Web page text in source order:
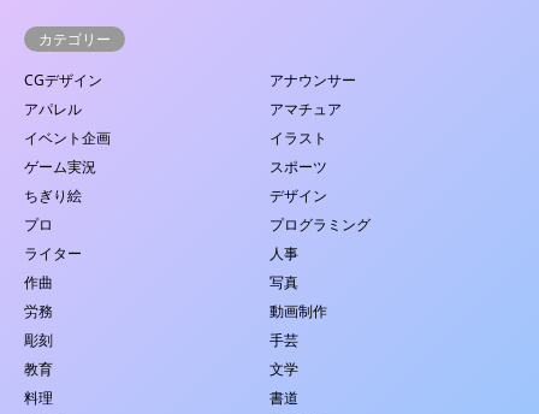
カテゴリー
CGデザイン
アナウンサー
アパレル
アマチュア
イベント企画
イラスト
ゲーム実況
スポーツ
ちぎり絵
デザイン
プロ
プログラミング
ライター
人事
作曲
写真
労務
動画制作
彫刻
手芸
教育
文学
料理
書道